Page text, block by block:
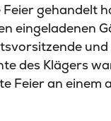
gehandelt
eingeladenen
und
des Klägers
Feier an einem